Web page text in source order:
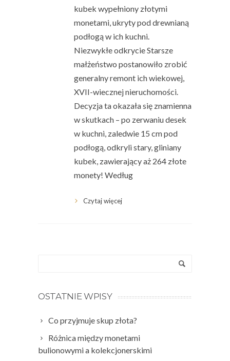
kubek wypełniony złotymi
monetami, ukryty pod drewnianą
podłogą w ich kuchni.
Niezwykłe odkrycie Starsze
małżeństwo postanowiło zrobić
generalny remont ich wiekowej,
XVII-wiecznej nieruchomości.
Decyzja ta okazała się znamienna
w skutkach – po zerwaniu desek
w kuchni, zaledwie 15 cm pod
podłogą, odkryli stary, gliniany
kubek, zawierający aż 264 złote
monety! Według
Czytaj więcej
OSTATNIE WPISY
Co przyjmuje skup złota?
Różnica między monetami
bulionowymi a kolekcjonerskimi